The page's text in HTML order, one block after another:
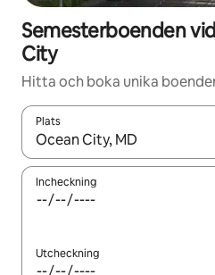
Semesterboenden
City
Hitta och boka unika
Plats
När resultaten är tillgängliga
Incheckning
Utcheckning